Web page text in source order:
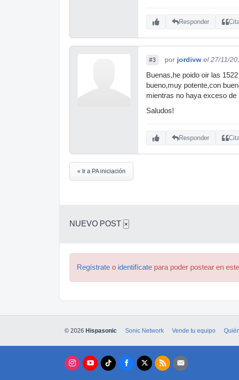
Responder
#3 por jordivw el 27/11/
Buenas,he poido oir las
bueno,muy potente,con
mientras no haya exceso de
Saludos!
Responder
« Ir a PA iniciación
NUEVO POST ×
Regístrate o identifícate para poder postear en
© 2026 Hispasonic Sonic Network Vende tu equipo